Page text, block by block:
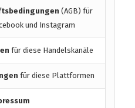
(AGB) für
und Instagram
für diese Handelskanäle
für diese Plattformen